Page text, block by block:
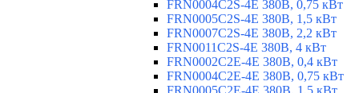
FRN0004C2S-4E 380В, 0,75 кВт
FRN0005C2S-4E 380В, 1,5 кВт
FRN0007C2S-4E 380В, 2,2 кВт
FRN0011C2S-4E 380В, 4 кВт
FRN0002C2E-4E 380В, 0,4 кВт
FRN0004C2E-4E 380В, 0,75 кВт